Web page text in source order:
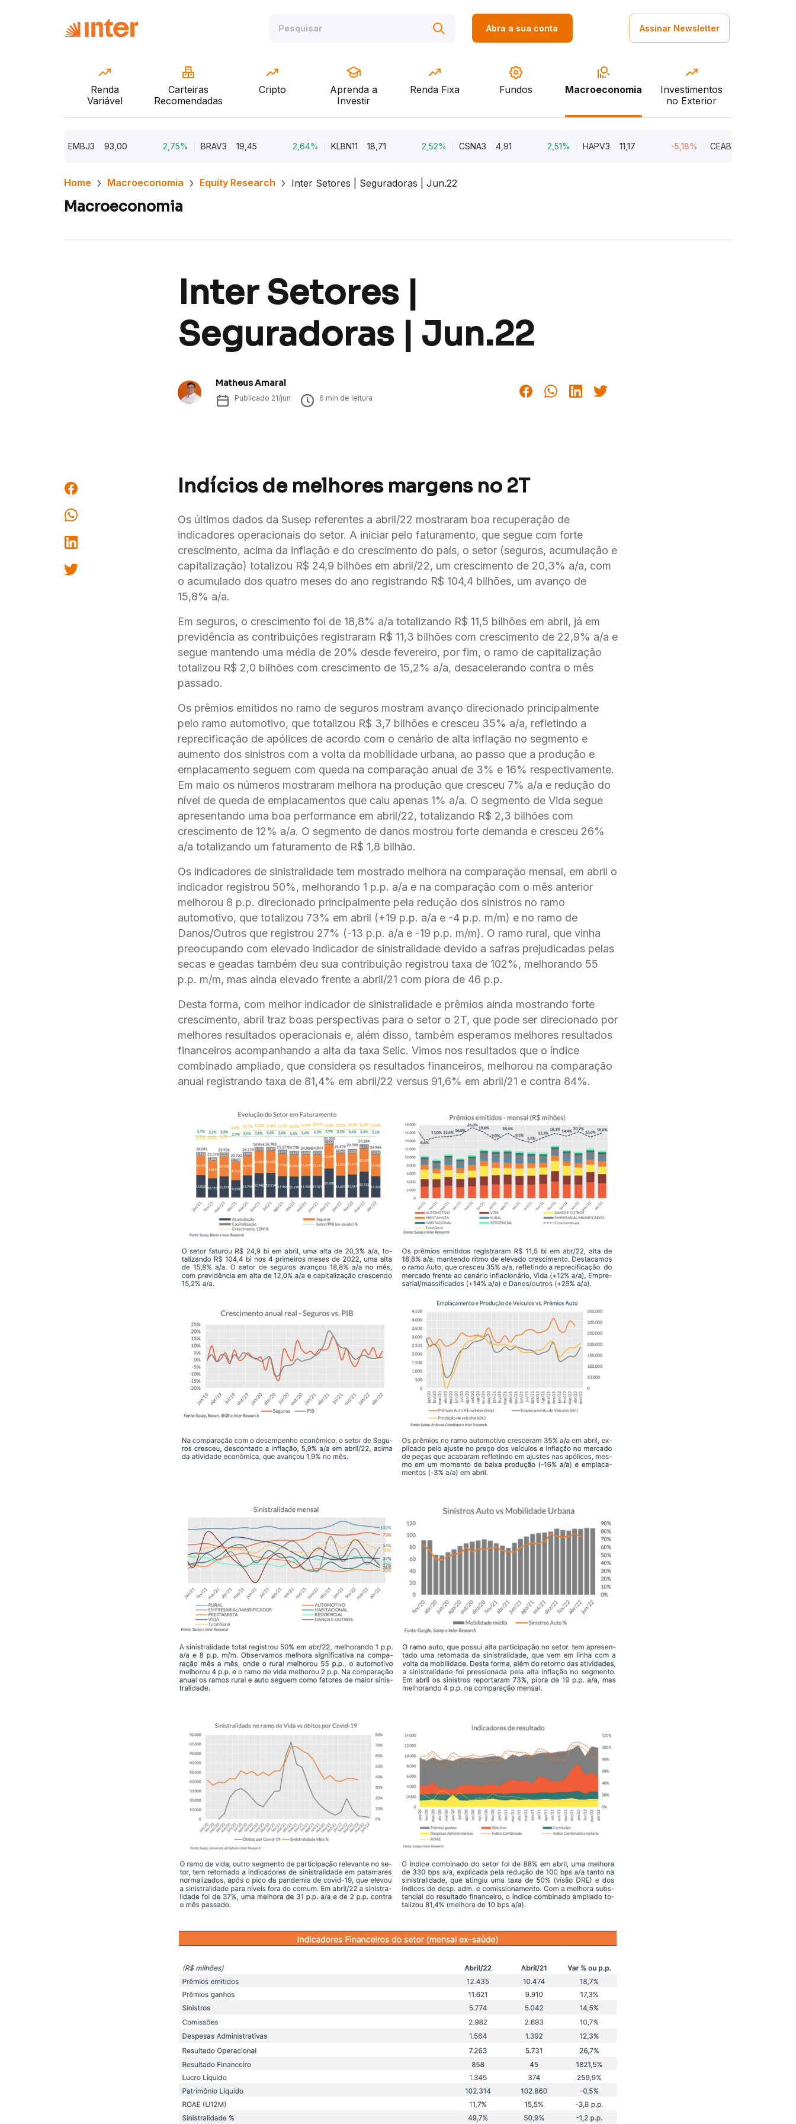
Abra a sua conta Assinar Newsletter
Renda
Variável
Carteiras
Recomendadas
Cripto
Aprenda a
Investir
Renda Fixa Fundos Macroeconomia
Investimentos
no Exterior
93,00 BRAV3 19,45 KLBN11 18,71 CSNA3 4,91 HAPV3 11,17 CEAB3 9,34
Home Macroeconomia Equity Research Inter Setores | Seguradoras | Jun.22
Macroeconomia
Inter Setores |
Seguradoras | Jun.22
Matheus Amaral
Publicado 21/jun 6 min de leitura
Indícios de melhores margens no 2T
Os últimos dados da Susep referentes a abril/22 mostraram boa recuperação de
indicadores operacionais do setor. A iniciar pelo faturamento, que segue com forte
crescimento, acima da inflação e do crescimento do país, o setor (seguros, acumulação e
capitalização) totalizou R$ 24,9 bilhões em abril/22, um crescimento de 20,3% a/a, com
o acumulado dos quatro meses do ano registrando R$ 104,4 bilhões, um avanço de
15,8% a/a.
Em seguros, o crescimento foi de 18,8% a/a totalizando R$ 11,5 bilhões em abril, já em
previdência as contribuições registraram R$ 11,3 bilhões com crescimento de 22,9% a/a e
segue mantendo uma média de 20% desde fevereiro, por fim, o ramo de capitalização
totalizou R$ 2,0 bilhões com crescimento de 15,2% a/a, desacelerando contra o mês
passado.
Os prêmios emitidos no ramo de seguros mostram avanço direcionado principalmente
pelo ramo automotivo, que totalizou R$ 3,7 bilhões e cresceu 35% a/a, refletindo a
reprecificação de apólices de acordo com o cenário de alta inflação no segmento e
aumento dos sinistros com a volta da mobilidade urbana, ao passo que a produção e
emplacamento seguem com queda na comparação anual de 3% e 16% respectivamente.
Em maio os números mostraram melhora na produção que cresceu 7% a/a e redução do
nível de queda de emplacamentos que caiu apenas 1% a/a. O segmento de Vida segue
apresentando uma boa performance em abril/22, totalizando R$ 2,3 bilhões com
crescimento de 12% a/a. O segmento de danos mostrou forte demanda e cresceu 26%
a/a totalizando um faturamento de R$ 1,8 bilhão.
Os indicadores de sinistralidade tem mostrado melhora na comparação mensal, em abril o
indicador registrou 50%, melhorando 1 p.p. a/a e na comparação com o mês anterior
melhorou 8 p.p. direcionado principalmente pela redução dos sinistros no ramo
automotivo, que totalizou 73% em abril (+19 p.p. a/a e -4 p.p. m/m) e no ramo de
Danos/Outros que registrou 27% (-13 p.p. a/a e -19 p.p. m/m). O ramo rural, que vinha
preocupando com elevado indicador de sinistralidade devido a safras prejudicadas pelas
secas e geadas também deu sua contribuição registrou taxa de 102%, melhorando 55
p.p. m/m, mas ainda elevado frente a abril/21 com piora de 46 p.p.
Desta forma, com melhor indicador de sinistralidade e prêmios ainda mostrando forte
crescimento, abril traz boas perspectivas para o setor o 2T, que pode ser direcionado por
melhores resultados operacionais e, além disso, também esperamos melhores resultados
financeiros acompanhando a alta da taxa Selic. Vimos nos resultados que o índice
combinado ampliado, que considera os resultados financeiros, melhorou na comparação
anual registrando taxa de 81,4% em abril/22 versus 91,6% em abril/21 e contra 84%.